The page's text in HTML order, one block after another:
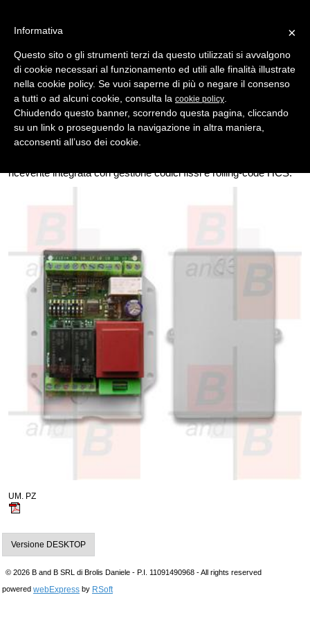
Indietro
TELECOMANDI - AUTOMAZIONE > CONTROLLO
centrale dedicata per il controllo di tre gruppi luce
Centrale dedicata per il controllo di tre gruppi luce anche tramite
ricevente integrata con gestione codici fissi e rolling-code HCS.
UM. PZ
Versione DESKTOP
© 2026 B and B SRL di Brolis Daniele - P.I. 11091490968 - All rights reserved
powered webExpress by RSoft
×
Informativa
Questo sito o gli strumenti terzi da questo utilizzati si avvalgono
di cookie necessari al funzionamento ed utili alle finalità illustrate
nella cookie policy. Se vuoi saperne di più o negare il consenso
a tutti o ad alcuni cookie, consulta la cookie policy
Chiudendo questo banner, scorrendo questa pagina, cliccando
su un link o proseguendo la navigazione in altra maniera,
acconsenti all’uso dei cookie.